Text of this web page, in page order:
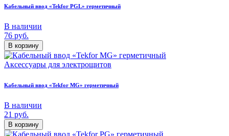
Кабельный ввод «Tekfor PGL» герметичный
В наличии
76 руб.
В корзину
Аксессуары для электрощитов
Кабельный ввод «Tekfor MG» герметичный
В наличии
21 руб.
В корзину